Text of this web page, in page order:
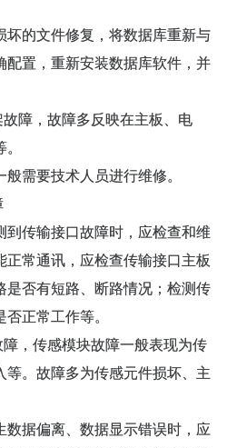
坏的文件修复，将数据库重新与
配置，重新安装数据库软件，并
障，故障多反映在主板、电
需要技术人员进行维修。
到传输接口故障时，应检查和维
常通讯，应检查传输接口主板
是否有短路、断路情况；检测传
正常工作等。
，传感模块故障一般表现为传
等。故障多为传感元件损坏、主
数据偏离、数据显示错误时，应